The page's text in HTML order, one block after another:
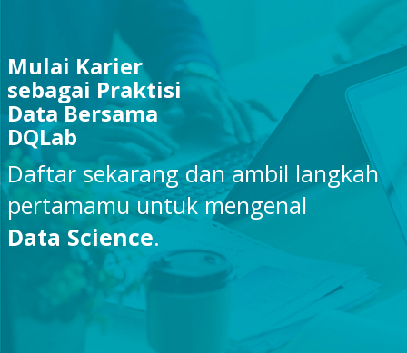
Mulai Karier
sebagai Praktisi
Data Bersama
DQLab
Daftar sekarang dan ambil langkah
pertamamu untuk mengenal
Data Science.